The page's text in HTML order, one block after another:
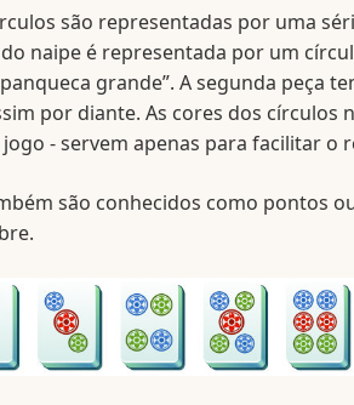
são representadas por uma
naipe é representada por um
grande”. A segunda peça
por diante. As cores dos círculos
- servem apenas para facilitar o
são conhecidos como pontos